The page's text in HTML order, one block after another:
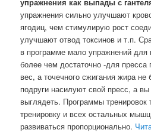
упражнения сильно улучшают
ягодиц, чем стимулирую рост
улучшают отвод токсинов и т.п.
в программе мало упражнений для
более чем достаточно -для пресса
вес, а точечного сжигания жира
подруги насилуют свой пресс, а
выглядеть. Программы тренировок
тренировку и всех остальных
развиваться пропорционально.